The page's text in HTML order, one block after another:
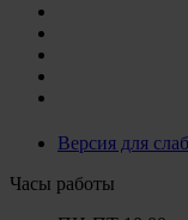
Версия для
Часы работы